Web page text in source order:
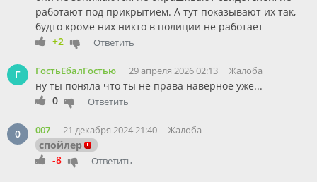
работают под прикрытием. А тут показывают их так,
будто кроме них никто в полиции не работает
+2
Ответить
Г ГостьЕбалГостью 29 апреля 2026 02:13 Жалоба
ну ты поняла что ты не права наверное уже...
0
Ответить
0 007 21 декабря 2024 21:40 Жалоба
спойлер
-8
Ответить